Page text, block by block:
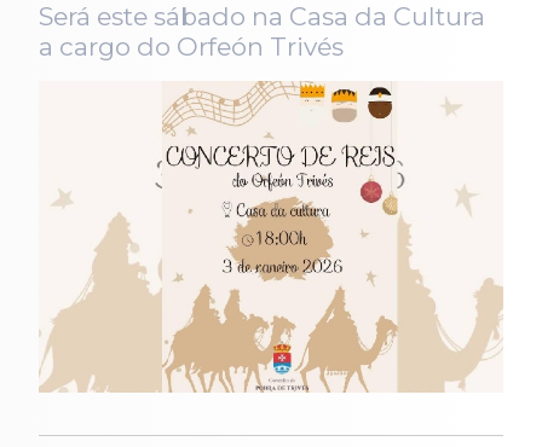
Será este sábado na Casa da Cultura
a cargo do Orfeón Trivés